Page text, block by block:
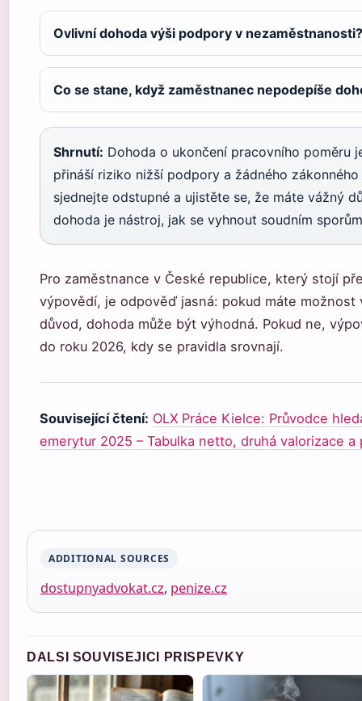
Ovlivní dohoda výši podpory v nezaměstnanosti?
Co se stane, když zaměstnanec nepodepíše
Shrnutí: Dohoda o ukončení pracovního poměru
přináší riziko nižší podpory a žádného
sjednejte odstupné a ujistěte se, že máte vážný
dohoda je nástroj, jak se vyhnout soudním
Pro zaměstnance v České republice, který stojí
výpovědí, je odpověď jasná: pokud máte
důvod, dohoda může být výhodná. Pokud ne,
do roku 2026, kdy se pravidla srovnají.
Související čtení: OLX Práce Kielce: Průvodce
emerytur 2025 – Tabulka netto, druhá valorizace a
ADDITIONAL SOURCES
dostupnyadvokat.cz, penize.cz
DALSI SOUVISEJICI PRISPEVKY